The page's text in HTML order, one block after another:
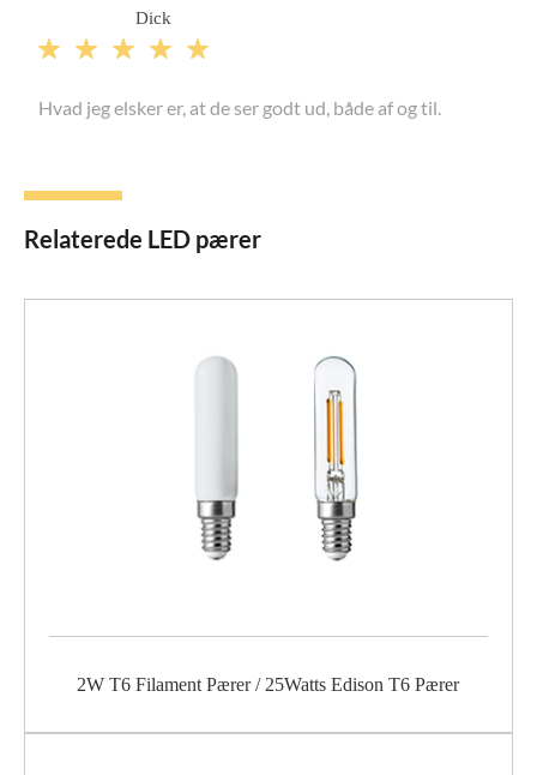
Dick
    
Hvad jeg elsker er, at de ser godt ud, både af og til.
Relaterede LED pærer
2W T6 Filament Pærer / 25Watts Edison T6 Pærer